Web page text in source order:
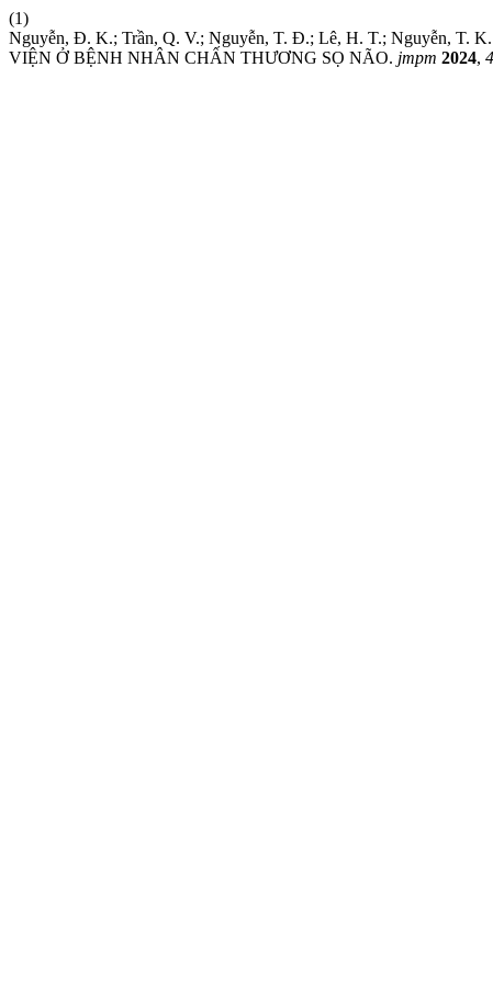
(1)
Nguyễn, Đ. K.; Trần, Q. V.; Nguyễn, T. Đ.; Lê, H. T.; Nguyễn,
VIỆN Ở BỆNH NHÂN CHẤN THƯƠNG SỌ NÃO. jmpm 2024,